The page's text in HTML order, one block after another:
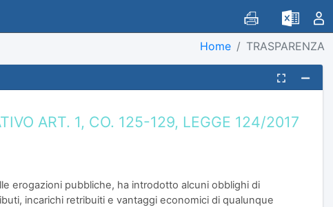
Home TRASPARENZA
ART. 1, CO. 125-129, LEGGE 124/2017
erogazioni pubbliche, ha introdotto alcuni obblighi di
incarichi retribuiti e vantaggi economici di qualunque